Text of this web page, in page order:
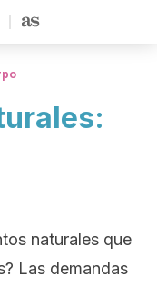
naturales que
Las demandas